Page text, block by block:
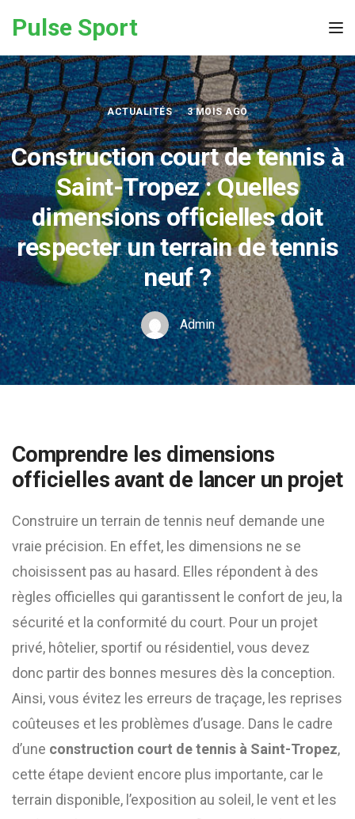
Pulse Sport
ACTUALITÉS 3 MOIS AGO
Construction court de tennis à
Saint-Tropez : Quelles
dimensions officielles doit
respecter un terrain de tennis
neuf ?
Admin
Comprendre les dimensions
officielles avant de lancer un projet
Construire un terrain de tennis neuf demande une
vraie précision. En effet, les dimensions ne se
choisissent pas au hasard. Elles répondent à des
règles officielles qui garantissent le confort de jeu, la
sécurité et la conformité du court. Pour un projet
privé, hôtelier, sportif ou résidentiel, vous devez
donc partir des bonnes mesures dès la conception.
Ainsi, vous évitez les erreurs de traçage, les reprises
coûteuses et les problèmes d’usage. Dans le cadre
d’une construction court de tennis à Saint-Tropez,
cette étape devient encore plus importante, car le
terrain disponible, l’exposition au soleil, le vent et les